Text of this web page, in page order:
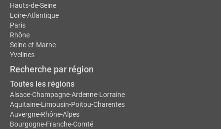
Hauts-de-Seine
Loire-Atlantique
Paris
Rhône
Seine-et-Marne
Yvelines
Recherche par région
Toutes les régions
Alsace-Champagne-Ardenne-Lorraine
Aquitaine-Limousin-Poitou-Charentes
Auvergne-Rhône-Alpes
Bourgogne-Franche-Comté